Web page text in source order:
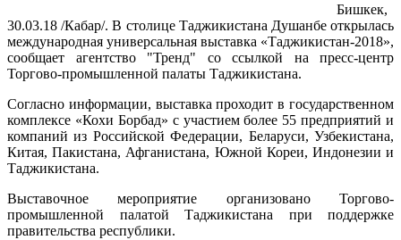
Бишкек,
30.03.18 /Кабар/. В столице Таджикистана Душанбе открылась
международная универсальная выставка «Таджикистан-2018»,
сообщает агентство "Тренд" со ссылкой на пресс-центр
Торгово-промышленной палаты Таджикистана.
Согласно информации, выставка проходит в государственном
комплексе «Кохи Борбад» с участием более 55 предприятий и
компаний из Российской Федерации, Беларуси, Узбекистана,
Китая, Пакистана, Афганистана, Южной Кореи, Индонезии и
Таджикистана.
Выставочное мероприятие организовано Торгово-
промышленной палатой Таджикистана при поддержке
правительства республики.